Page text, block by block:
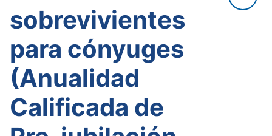
sobrevivientes
para cónyuges
(Anualidad
Calificada de